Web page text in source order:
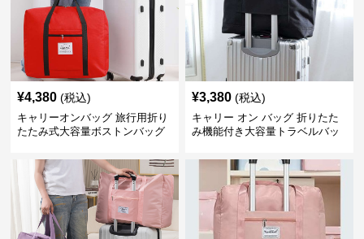
¥4,380 (税込)
キャリーオンバッグ 旅行用折り
たたみ式大容量ボストンバッグ
¥3,380 (税込)
キャリー オン バッグ 折りたた
み機能付き大容量トラベルバッ